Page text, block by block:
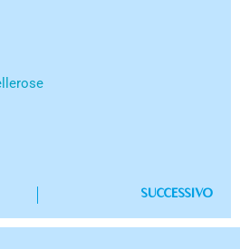
SUCCESSIVO